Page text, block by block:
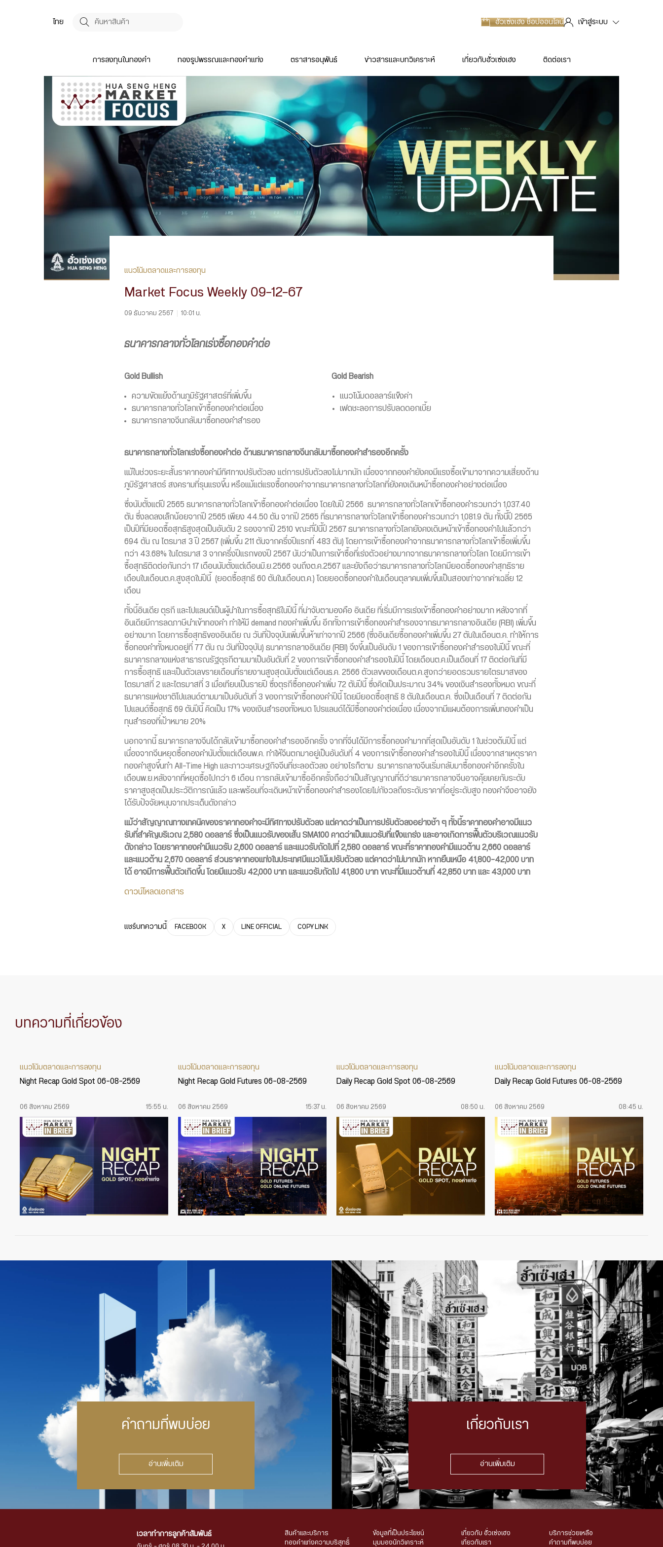
ไทย ฮั่วเซ่งเฮงช็อปออนไลน์ เข้าสู่ระบบ
การลงทุนในทองคำ ทองรูปพรรณและทองคำแท่ง ตราสารอนุพันธ์ ข่าวสารและบทวิเคราะห์ เกี่ยวกับฮั่วเซ่งเฮง ติดต่อเรา
แนวโน้มตลาดและการลงทุน
Market Focus Weekly 09-12-67
09 ธันวาคม 2567 10:01 น.
ธนาคารกลางทั่วโลกเร่งซื้อทองคำต่อ
Gold Bullish
ความขัดแย้งด้านภูมิรัฐศาสตร์ที่เพิ่มขึ้น
ธนาคารกลางทั่วโลกเข้าซื้อทองคำต่อเนื่อง
ธนาคารกลางจีนกลับมาซื้อทองคำสำรอง
Gold Bearish
แนวโน้มดอลลาร์แข็งค่า
เฟดชะลอการปรับลดดอกเบี้ย
ธนาคารกลางทั่วโลกเร่งซื้อทองคำต่อ ด้านธนาคารกลางจีนกลับมาซื้อทองคำสำรองอีกครั้ง
แม้ในช่วงระยะสั้นราคาทองคำมีทิศทางปรับตัวลง แต่การปรับตัวลงไม่มากนัก เนื่องจากทองคำยังคงมีแรงซื้อเข้ามาจากความเสี่ยงด้าน
ภูมิรัฐศาสตร์ สงครามที่รุนแรงขึ้น หรือแม้แต่แรงซื้อทองคำจากธนาคารกลางทั่วโลกที่ยังคงเดินหน้าซื้อทองคำอย่างต่อเนื่อง
ซึ่งนับตั้งแต่ปี 2565 ธนาคารกลางทั่วโลกเข้าซื้อทองคำต่อเนื่อง โดยในปี 2566 ธนาคารกลางทั่วโลกเข้าซื้อทองคำรวมกว่า 1,037.40
ตัน ซึ่งลดลงเล็กน้อยจากปี 2565 เพียง 44.50 ตัน จากปี 2565 ที่ธนาคารกลางทั่วโลกเข้าซื้อทองคำรวมกว่า 1,081.9 ตัน ทั้งนี้ปี 2565
เป็นปีที่มียอดซื้อสุทธิสูงสุดเป็นอันดับ 2 รองจากปี 2510 ขณะที่ปีนี้ปี 2567 ธนาคารกลางทั่วโลกยังคงเดินหน้าเข้าซื้อทองคำไปแล้วกว่า
694 ตัน ณ ไตรมาส 3 ปี 2567 (เพิ่มขึ้น 211 ตันจากครึ่งปีแรกที่ 483 ตัน) โดยการเข้าซื้อทองคำจากธนาคารกลางทั่วโลกเข้าซื้อเพิ่มขึ้น
กว่า 43.68% ในไตรมาส 3 จากครึ่งปีแรกของปี 2567 นับว่าเป็นการเข้าซื้อที่เร่งตัวอย่างมากจากธนาคารกลางทั่วโลก โดยมีการเข้า
ซื้อสุทธิติดต่อกันกว่า 17 เดือนนับตั้งแต่เดือนมิ.ย.2566 จนถึงต.ค.2567 และยังถือว่าธนาคารกลางทั่วโลกมียอดซื้อทองคำสุทธิราย
เดือนในเดือนต.ค.สูงสุดในปีนี้ (ยอดซื้อสุทธิ 60 ตันในเดือนต.ค.) โดยยอดซื้อทองคำในเดือนตุลาคมเพิ่มขึ้นเป็นสองเท่าจากค่าเฉลี่ย 12
เดือน
ทั้งนี้อินเดีย ตุรกี และโปแลนด์เป็นผู้นำในการซื้อสุทธิในปีนี้ ที่น่าจับตามองคือ อินเดีย ที่เริ่มมีการเร่งเข้าซื้อทองคำอย่างมาก หลังจากที่
อินเดียมีการลดภาษีนำเข้าทองคำ ทำให้มี demand ทองคำเพิ่มขึ้น อีกทั้งการเข้าซื้อทองคำสำรองจากธนาคารกลางอินเดีย (RBI) เพิ่มขึ้น
อย่างมาก โดยการซื้อสุทธิของอินเดีย ณ วันที่ปัจจุบันเพิ่มขึ้นห้าเท่าจากปี 2566 (ซึ่งอินเดียซื้อทองคำเพิ่มขึ้น 27 ตันในเดือนต.ค. ทำให้การ
ซื้อทองคำทั้งหมดอยู่ที่ 77 ตัน ณ วันที่ปัจจุบัน) ธนาคารกลางอินเดีย (RBI) จึงขึ้นเป็นอันดับ 1 ของการเข้าซื้อทองคำสำรองในปีนี้ ขณะที่
ธนาคารกลางแห่งสาธารณรัฐตุรกีตามมาเป็นอันดับที่ 2 ของการเข้าซื้อทองคำสำรองในปีนี้ โดยเดือนต.ค.เป็นเดือนที่ 17 ติดต่อกันที่มี
การซื้อสุทธิ และเป็นตัวเลขรายเดือนที่รายงานสูงสุดนับตั้งแต่เดือนธ.ค. 2566 ตัวเลขของเดือนต.ค.สูงกว่ายอดรวมรายไตรมาสของ
ไตรมาสที่ 2 และไตรมาสที่ 3 เมื่อเทียบเป็นรายปี ซึ่งตุรกีซื้อทองคำเพิ่ม 72 ตันปีนี้ ซึ่งคิดเป็นประมาณ 34% ของเงินสำรองทั้งหมด ขณะที่
ธนาคารแห่งชาติโปแลนด์ตามมาเป็นอันดับที่ 3 ของการเข้าซื้อทองคำปีนี้ โดยมียอดซื้อสุทธิ 8 ตันในเดือนต.ค. ซึ่งเป็นเดือนที่ 7 ติดต่อกัน
โปแลนด์ซื้อสุทธิ 69 ตันปีนี้ คิดเป็น 17% ของเงินสำรองทั้งหมด โปรแลนด์ได้มีซื้อทองคำต่อเนื่อง เนื่องจากมีแผนต้องการเพิ่มทองคำเป็น
ทุนสำรองที่เป้าหมาย 20%
นอกจากนี้ ธนาคารกลางจีนได้กลับเข้ามาซื้อทองคำสำรองอีกครั้ง จากที่จีนได้มีการซื้อทองคำมากที่สุดเป็นอันดับ 1 ในช่วงต้นปีนี้ แต่
เนื่องจากจีนหยุดซื้อทองคำนับตั้งแต่เดือนพ.ค. ทำให้จีนตกมาอยู่เป็นอันดับที่ 4 ของการเข้าซื้อทองคำสำรองในปีนี้ เนื่องจากสาเหตุราคา
ทองคำสูงขึ้นทำ All-Time High และภาวะเศรษฐกิจจีนที่ชะลอตัวลง อย่างไรก็ตาม ธนาคารกลางจีนเริ่มกลับมาซื้อทองคำอีกครั้งใน
เดือนพ.ย.หลังจากที่หยุดซื้อไปกว่า 6 เดือน การกลับเข้ามาซื้ออีกครั้งถือว่าเป็นสัญญาณที่ดีว่าธนาคารกลางจีนอาจคุ้ยเคยกับระดับ
ราคาสูงสุดเป็นประวัติการณ์แล้ว และพร้อมที่จะเดินหน้าเข้าซื้อทองคำสำรองโดยไม่กังวลถึงระดับราคาที่อยู่ระดับสูง ทองคำจึงอาจยัง
ได้รับปัจจัยหนุนจากประเด็นดังกล่าว
แม้ว่าสัญญาณทางเทคนิคของราคาทองคำจะมีทิศทางปรับตัวลง แต่คาดว่าเป็นการปรับตัวลงอย่างช้า ๆ ทั้งนี้ราคาทองคำอาจมีแนว
รับที่สำคัญบริเวณ 2,580 ดอลลาร์ ซึ่งเป็นแนวรับของเส้น SMA100 คาดว่าเป็นแนวรับที่แข็งแกร่ง และอาจเกิดการฟื้นตัวบริเวณแนวรับ
ดังกล่าว โดยราคาทองคำมีแนวรับ 2,600 ดอลลาร์ และแนวรับถัดไปที่ 2,580 ดอลลาร์ ขณะที่ราคาทองคำมีแนวต้าน 2,660 ดอลลาร์
และแนวต้าน 2,670 ดอลลาร์ ส่วนราคาทองแท่งในประเทศมีแนวโน้มปรับตัวลง แต่คาดว่าไม่มากนัก หากยืนเหนือ 41,800-42,000 บาท
ได้ อาจมีการฟื้นตัวเกิดขึ้น โดยมีแนวรับ 42,000 บาท และแนวรับถัดไป 41,800 บาท ขณะที่มีแนวต้านที่ 42,850 บาท และ 43,000 บาท
ดาวน์โหลดเอกสาร
แชร์บทความนี้ FACEBOOK X LINE OFFICIAL COPY LINK
บทความที่เกี่ยวข้อง
แนวโน้มตลาดและการลงทุน
Night Recap Gold Spot 06-08-2569
06 สิงหาคม 2569 15:55 น.
แนวโน้มตลาดและการลงทุน
Night Recap Gold Futures 06-08-2569
06 สิงหาคม 2569 15:37 น.
แนวโน้มตลาดและการลงทุน
Daily Recap Gold Spot 06-08-2569
06 สิงหาคม 2569 08:50 น.
แนวโน้มตลาดและการลงทุน
Daily Recap Gold Futures 06-08-2569
06 สิงหาคม 2569 08:45 น.
คำถามที่พบบ่อย
อ่านเพิ่มเติม
เกี่ยวกับเรา
อ่านเพิ่มเติม
เวลาทำการลูกค้าสัมพันธ์
สินค้าและบริการ
ทองคำแท่งความบริสุทธิ์
ข้อมูลที่เป็นประโยชน์
มุมมองนักวิเคราะห์
เกี่ยวกับ ฮั่วเซ่งเฮง
เกี่ยวกับเรา
บริการช่วยเหลือ
คำถามที่พบบ่อย